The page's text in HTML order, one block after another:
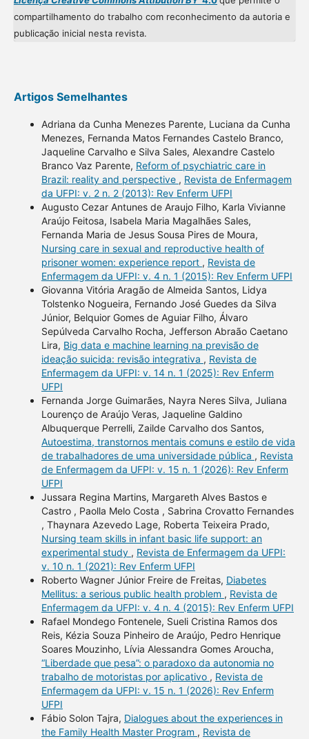
compartilhamento do trabalho com reconhecimento da autoria e
publicação inicial nesta revista.
Artigos Semelhantes
Adriana da Cunha Menezes Parente, Luciana da Cunha
Menezes, Fernanda Matos Fernandes Castelo Branco,
Jaqueline Carvalho e Silva Sales, Alexandre Castelo
Branco Vaz Parente, Reform of psychiatric care in
Brazil: reality and perspective , Revista de Enfermagem
da UFPI: v. 2 n. 2 (2013): Rev Enferm UFPI
Augusto Cezar Antunes de Araujo Filho, Karla Vivianne
Araújo Feitosa, Isabela Maria Magalhães Sales,
Fernanda Maria de Jesus Sousa Pires de Moura,
Nursing care in sexual and reproductive health of
prisoner women: experience report , Revista de
Enfermagem da UFPI: v. 4 n. 1 (2015): Rev Enferm UFPI
Giovanna Vitória Aragão de Almeida Santos, Lidya
Tolstenko Nogueira, Fernando José Guedes da Silva
Júnior, Belquior Gomes de Aguiar Filho, Álvaro
Sepúlveda Carvalho Rocha, Jefferson Abraão Caetano
Lira, Big data e machine learning na previsão de
ideação suicida: revisão integrativa , Revista de
Enfermagem da UFPI: v. 14 n. 1 (2025): Rev Enferm
UFPI
Fernanda Jorge Guimarães, Nayra Neres Silva, Juliana
Lourenço de Araújo Veras, Jaqueline Galdino
Albuquerque Perrelli, Zailde Carvalho dos Santos,
Autoestima, transtornos mentais comuns e estilo de vida
de trabalhadores de uma universidade pública , Revista
de Enfermagem da UFPI: v. 15 n. 1 (2026): Rev Enferm
UFPI
Jussara Regina Martins, Margareth Alves Bastos e
Castro , Paolla Melo Costa , Sabrina Crovatto Fernandes
, Thaynara Azevedo Lage, Roberta Teixeira Prado,
Nursing team skills in infant basic life support: an
experimental study , Revista de Enfermagem da UFPI:
v. 10 n. 1 (2021): Rev Enferm UFPI
Roberto Wagner Júnior Freire de Freitas, Diabetes
Mellitus: a serious public health problem , Revista de
Enfermagem da UFPI: v. 4 n. 4 (2015): Rev Enferm UFPI
Rafael Mondego Fontenele, Sueli Cristina Ramos dos
Reis, Kézia Souza Pinheiro de Araújo, Pedro Henrique
Soares Mouzinho, Lívia Alessandra Gomes Aroucha,
“Liberdade que pesa”: o paradoxo da autonomia no
trabalho de motoristas por aplicativo , Revista de
Enfermagem da UFPI: v. 15 n. 1 (2026): Rev Enferm
UFPI
Fábio Solon Tajra, Dialogues about the experiences in
the Family Health Master Program , Revista de